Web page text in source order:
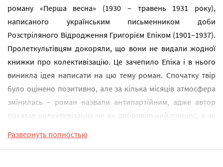
роману «Перша весна» (1930 – травень 1931 року),
написаного українським письменником доби
Розстріляного Відродження Григорієм Епіком (1901–1937).
Пролеткультівцям докоряли, що вони не видали жодної
книжки про колективізацію. Це зачепило Епіка і в нього
виникла ідея написати на цю тему роман. Спочатку твір
було оцінено позитивно, але за кілька місяців атмосфера
змінилась – роман назвали антипартійним, адже автор
показав колективізацію не як добровільний процес, а як
Развернуть полностью